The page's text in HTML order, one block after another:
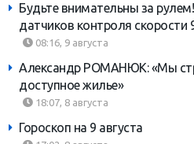
Будьте внимательны за
датчиков контроля скорости
08:16, 9 августа
Александр РОМАНЮК: «Мы
доступное жилье»
18:07, 8 августа
Гороскоп на 9 августа